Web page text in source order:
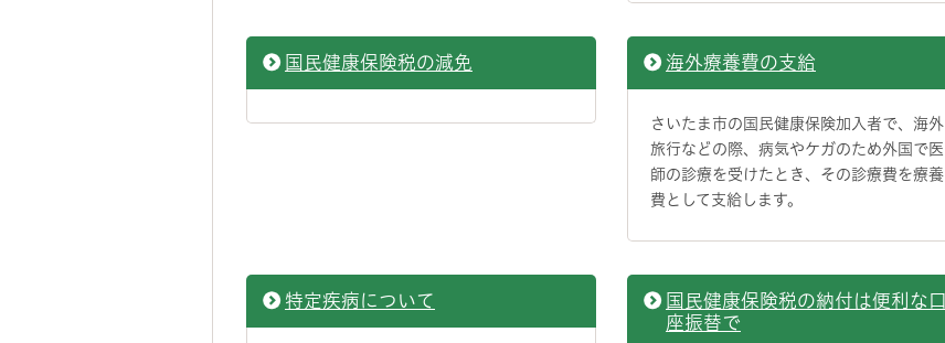
国民健康保険税の減免 海外療養費の支給
さいたま市の国民健康保険加入者で、海外
旅行などの際、病気やケガのため外国で医
師の診療を受けたとき、その診療費を療養
費として支給します。
特定疾病について
国民健康保険税の納付は便利な口
座振替で